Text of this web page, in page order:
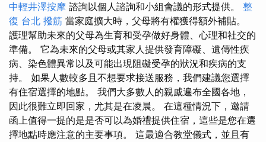
中輕井澤按摩 諮詢以個人諮詢和小組會議的形式提供。 整
復 台北 撥筋 當家庭擴大時，父母將有權獲得額外補貼。
護理幫助未來的父母​​為生育和受孕做好身體、心理和社交的
準備。 它為未來的父母​​或其家人提供發育障礙、遺傳性疾
病、染色體異常以及可能出現阻礙受孕的狀況和疾病的支
持。 如果人數較多且不想要求接送服務，我們建議您選擇
有住宿選擇的地點。 我們大多數人的親戚遍布全國各地，
因此很難立即回家，尤其是在凌晨。 在這種情況下，邀請
函上值得一提的是是否可以為婚禮提供住宿，這些是您在選
擇地點時應注意的主要事項。 這最適合教堂儀式，並且有